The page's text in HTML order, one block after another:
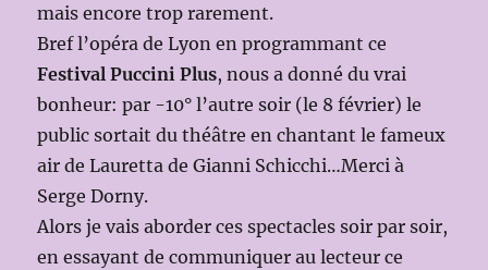
mais encore trop rarement.
Bref l’opéra de Lyon en programmant ce
Festival Puccini Plus, nous a donné du vrai
bonheur: par -10° l’autre soir (le 8 février) le
public sortait du théâtre en chantant le fameux
air de Lauretta de Gianni Schicchi…Merci à
Serge Dorny.
Alors je vais aborder ces spectacles soir par soir,
en essayant de communiquer au lecteur ce